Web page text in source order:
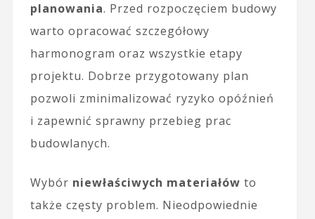
planowania. Przed rozpoczęciem budowy
warto opracować szczegółowy
harmonogram oraz wszystkie etapy
projektu. Dobrze przygotowany plan
pozwoli zminimalizować ryzyko opóźnień
i zapewnić sprawny przebieg prac
budowlanych.
Wybór niewłaściwych materiałów to
także częsty problem. Nieodpowiednie